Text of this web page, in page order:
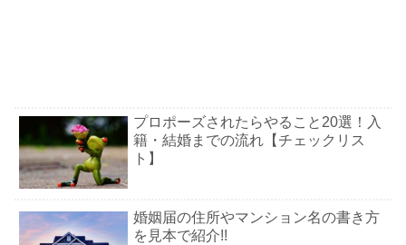
プロポーズされたらやること20選！入
籍・結婚までの流れ【チェックリス
ト】
婚姻届の住所やマンション名の書き方
を見本で紹介!!